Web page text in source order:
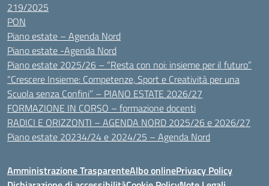
219/2025
PON
Piano estate – Agenda Nord
Piano estate -Agenda Nord
Piano estate 2025/26 – “Resta con noi: insieme per il futuro”
“Crescere Insieme: Competenze, Sport e Creatività per una
Scuola senza Confini” – PIANO ESTATE 2026/27
FORMAZIONE IN CORSO – formazione docenti
RADICI E ORIZZONTI – AGENDA NORD 2025/26 e 2026/27
Piano estate 20234/24 e 2024/25 – Agenda Nord
Amministrazione TrasparenteAlbo onlinePrivacy Policy